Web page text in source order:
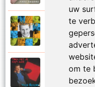
uw
te
om te
Yves Segers
Voor je gaat
Yves Segers
Voor jou